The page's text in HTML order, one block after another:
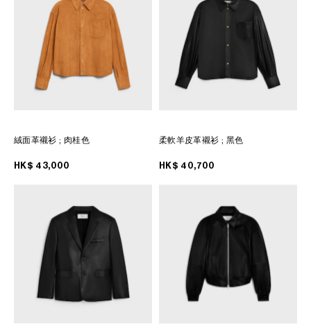
絨面革襯衫; 肉桂色
HK$ 43,000
柔軟羊皮革襯衫 ; 黑色
HK$ 40,700